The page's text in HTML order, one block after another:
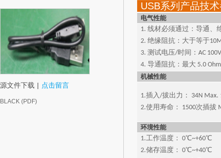
源文件下载 | 点击留言
BLACK (PDF)
USB系列产品技
电气性能
1. 线材必须通过：导通、
2. 绝缘阻抗：大于等于
3. 测试电压/时间：AC 100V
4. 导通阻抗：最大 5.0
机械性能
1.插入/拔出力： 34N Max.
2.使用寿命： 1500次插拔
环境性能
1.工作温度： 0℃~+60℃
2.储存温度： 0℃~+40℃